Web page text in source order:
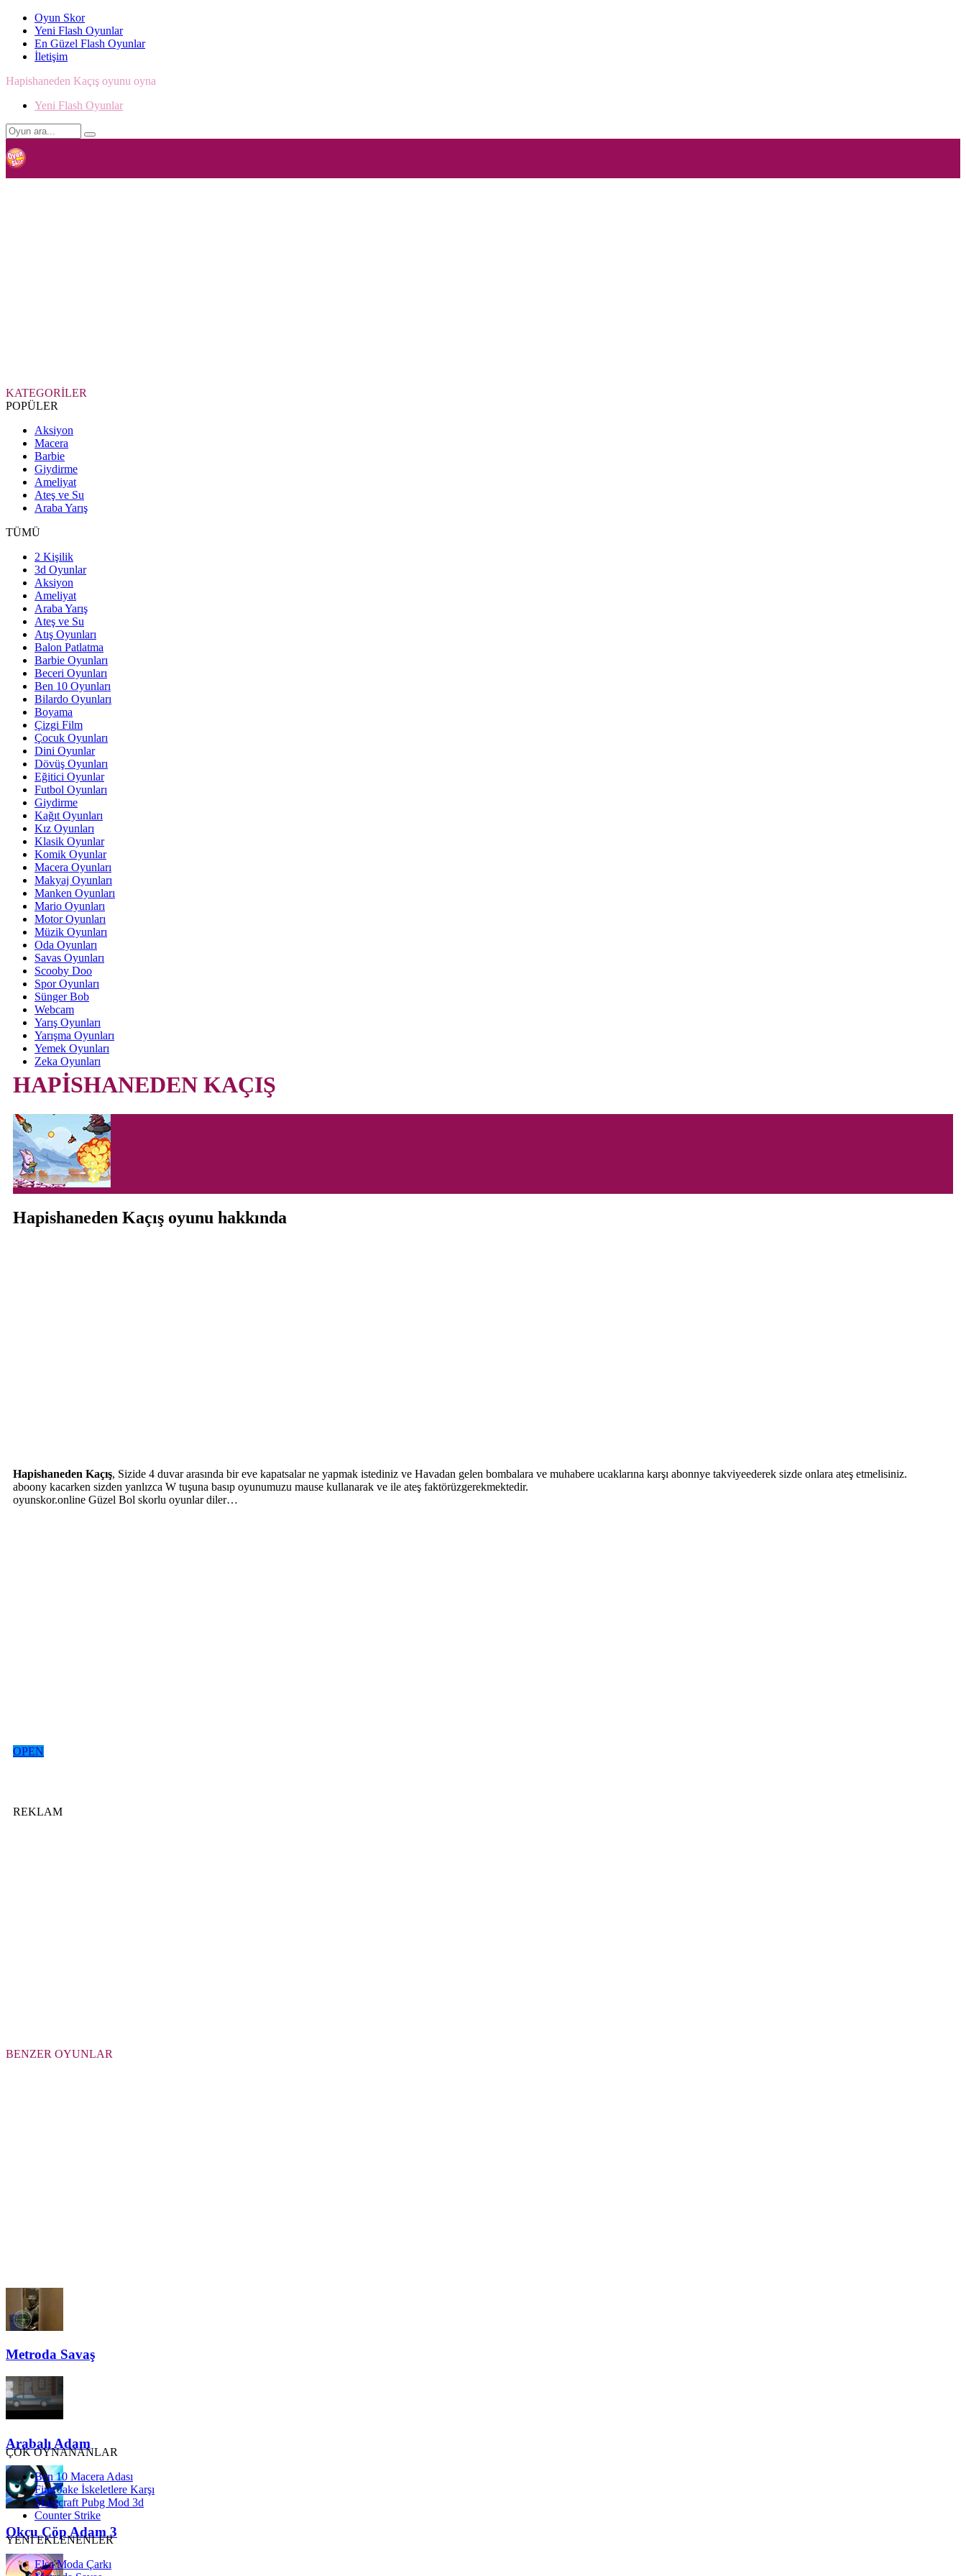
Oyun Skor
Yeni Flash Oyunlar
En Güzel Flash Oyunlar
İletişim
Hapishaneden Kaçış oyunu oyna
Yeni Flash Oyunlar
KATEGORİLER
POPÜLER
Aksiyon
Macera
Barbie
Giydirme
Ameliyat
Ateş ve Su
Araba Yarış
TÜMÜ
2 Kişilik
3d Oyunlar
Aksiyon
Ameliyat
Araba Yarış
Ateş ve Su
Atış Oyunları
Balon Patlatma
Barbie Oyunları
Beceri Oyunları
Ben 10 Oyunları
Bilardo Oyunları
Boyama
Çizgi Film
Çocuk Oyunları
Dini Oyunlar
Dövüş Oyunları
Eğitici Oyunlar
Futbol Oyunları
Giydirme
Kağıt Oyunları
Kız Oyunları
Klasik Oyunlar
Komik Oyunlar
Macera Oyunları
Makyaj Oyunları
Manken Oyunları
Mario Oyunları
Motor Oyunları
Müzik Oyunları
Oda Oyunları
Savas Oyunları
Scooby Doo
Spor Oyunları
Sünger Bob
Webcam
Yarış Oyunları
Yarışma Oyunları
Yemek Oyunları
Zeka Oyunları
HAPİSHANEDEN KAÇIŞ
Hapishaneden Kaçış oyunu hakkında
Hapishaneden Kaçış, Sizide 4 duvar arasında bir eve kapatsalar ne yapmak istediniz ve Havadan gelen bombalara ve muhabere ucaklarına karşı abonnye takviyeederek sizde onlara ateş etmelisiniz.
aboony kacarken sizden yanlızca W tuşuna basıp oyunumuzu mause kullanarak ve ile ateş faktörüzgerekmektedir.
oyunskor.online Güzel Bol skorlu oyunlar diler…
OPEN
REKLAM
BENZER OYUNLAR
Metroda Savaş
Arabalı Adam
Okçu Çöp Adam 3
ÇOK OYNANANLAR
Ben 10 Macera Adası
Finn Jake İskeletlere Karşı
Minecraft Pubg Mod 3d
Counter Strike
YENİ EKLENENLER
Elsa Moda Çarkı